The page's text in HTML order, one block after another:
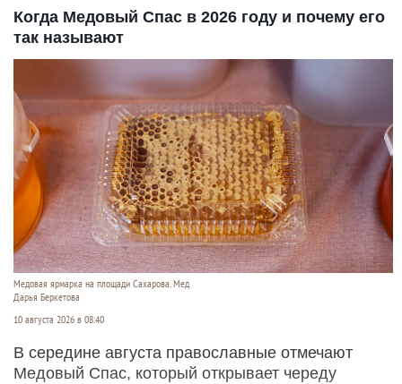
Когда Медовый Спас в 2026 году и почему его
так называют
Медовая ярмарка на площади Сахарова. Мед
Дарья Беркетова
10 августа 2026 в 08:40
В середине августа православные отмечают
Медовый Спас, который открывает череду